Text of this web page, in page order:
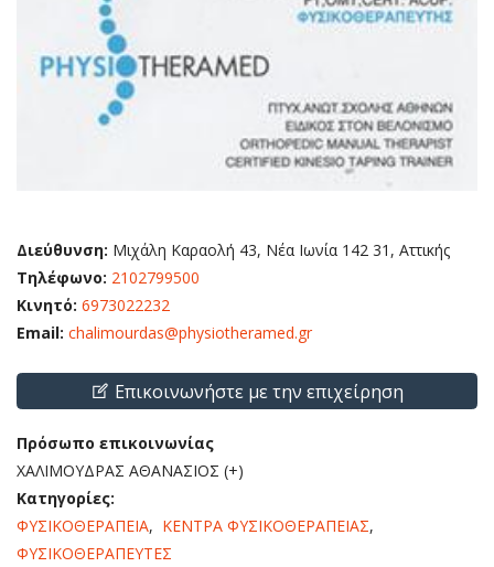
Διεύθυνση: Μιχάλη Καραολή 43, Νέα Ιωνία 142 31, Αττικής
Τηλέφωνο: 2102799500
Κινητό: 6973022232
Email: chalimourdas@physiotheramed.gr
Επικοινωνήστε με την επιχείρηση
Πρόσωπο επικοινωνίας
ΧΑΛΙΜΟΥΔΡΑΣ ΑΘΑΝΑΣΙΟΣ (+)
Κατηγορίες:
ΦΥΣΙΚΟΘΕΡΑΠΕΙΑ, ΚΕΝΤΡΑ ΦΥΣΙΚΟΘΕΡΑΠΕΙΑΣ,
ΦΥΣΙΚΟΘΕΡΑΠΕΥΤΕΣ